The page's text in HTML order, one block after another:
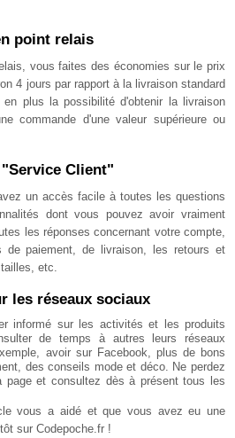
point relais
vous faites des économies sur le prix
4 jours par rapport à la livraison standard
plus la possibilité d'obtenir la livraison
commande d'une valeur supérieure ou
Client"
un accès facile à toutes les questions
dont vous pouvez avoir vraiment
les réponses concernant votre compte,
de paiement, de livraison, les retours et
etc.
les réseaux sociaux
informé sur les activités et les produits
de temps à autres leurs réseaux
avoir sur Facebook, plus de bons
des conseils mode et déco. Ne perdez
page et consultez dès à présent tous les
vous a aidéet que vous avez eu une
sur Codepoche.fr !